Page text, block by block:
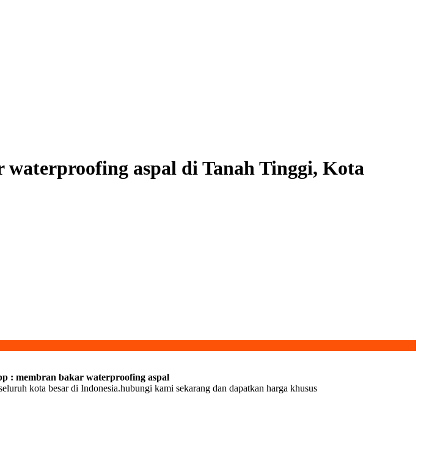
waterproofing aspal di Tanah Tinggi, Kota
: membran bakar waterproofing aspal
kota besar di Indonesia.hubungi kami sekarang dan dapatkan harga khusus